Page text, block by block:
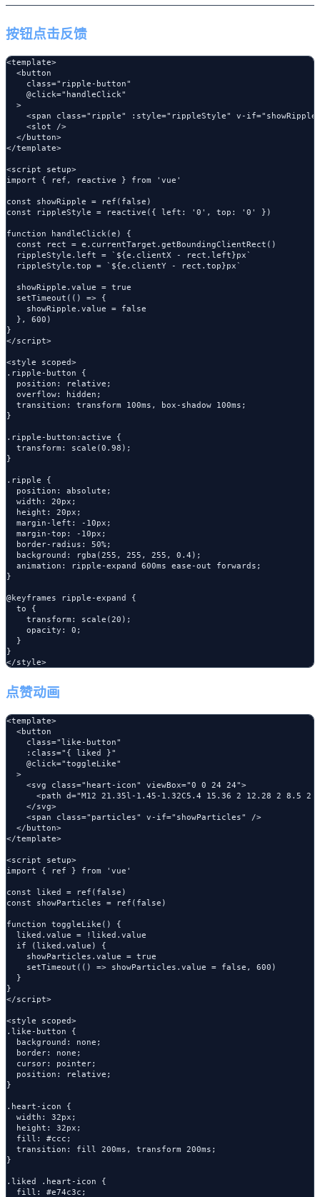
按钮点击反馈
<template>
  <button
    class="ripple-button"
    @click="handleClick"
  >
<span class="ripple" :style="rippleStyle" v-
    <slot />
  </button>
</template>
<script setup>
import { ref, reactive } from 'vue'
const showRipple = ref(false)
const rippleStyle = reactive({ left: '0', top: '0' })
function handleClick(e) {
  const rect = e.currentTarget.getBoundingClientRect()
  rippleStyle.left = `${e.clientX - rect.left}px`
  rippleStyle.top = `${e.clientY - rect.top}px`
  showRipple.value = true
  setTimeout(() => {
    showRipple.value = false
  }, 600)
}
</script>
<style scoped>
.ripple-button {
  position: relative;
  overflow: hidden;
  transition: transform 100ms, box-shadow 100ms;
}
.ripple-button:active {
  transform: scale(0.98);
}
.ripple {
  position: absolute;
  width: 20px;
  height: 20px;
  margin-left: -10px;
  margin-top: -10px;
  border-radius: 50%;
  background: rgba(255, 255, 255, 0.4);
  animation: ripple-expand 600ms ease-out forwards;
}
@keyframes ripple-expand {
  to {
    transform: scale(20);
    opacity: 0;
  }
}
点赞动画
<template>
  <button
    class="like-button"
    :class="{ liked }"
    @click="toggleLike"
  >
    <svg class="heart-icon" viewBox="0 0 24 24">
<path d="M12 21.35l-1.45-1.32C5.4 15.36 2 12.28 2 8.5
    </svg>
    <span class="particles" v-if="showParticles" />
  </button>
</template>
<script setup>
import { ref } from 'vue'
const liked = ref(false)
const showParticles = ref(false)
function toggleLike() {
  liked.value = !liked.value
  if (liked.value) {
    showParticles.value = true
    setTimeout(() => showParticles.value = false, 600)
  }
}
</script>
<style scoped>
.like-button {
  background: none;
  border: none;
  cursor: pointer;
  position: relative;
}
.heart-icon {
  width: 32px;
  height: 32px;
  fill: #ccc;
  transition: fill 200ms, transform 200ms;
}
.liked .heart-icon {
  fill: #e74c3c;